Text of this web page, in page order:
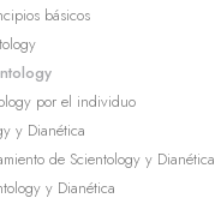
básicos
por el individuo
y Dianética
de Scientology y Dianética
y Dianética